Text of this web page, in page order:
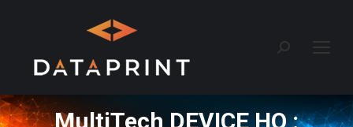
Recherche
MultiTech DEVICE HQ :